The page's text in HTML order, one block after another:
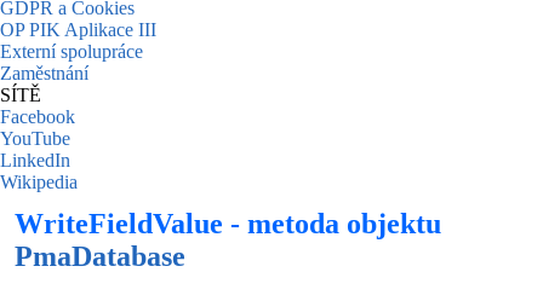
GDPR a Cookies
OP PIK Aplikace III
Externí spolupráce
Zaměstnání
SÍTĚ
Facebook
YouTube
LinkedIn
Wikipedia
WriteFieldValue - metoda objektu
PmaDatabase